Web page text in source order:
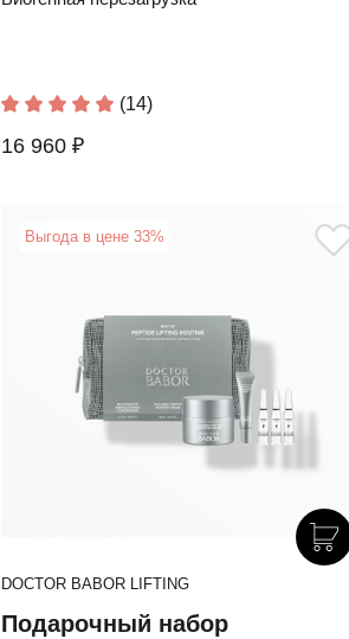
(14)
16 960 ₽
Выгода в цене 33%
DOCTOR BABOR LIFTING
Подарочный набор